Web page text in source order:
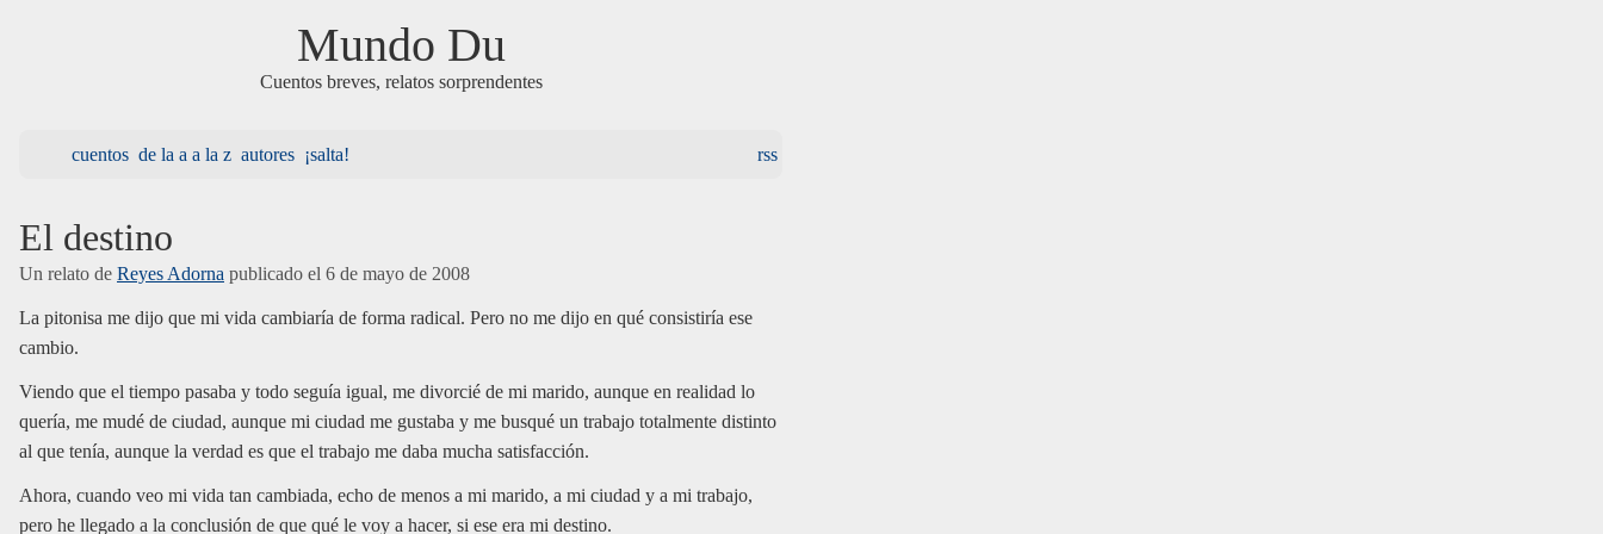
Mundo Du
Cuentos breves, relatos sorprendentes
cuentos de la a a la z autores ¡salta! rss
El destino
Un relato de Reyes Adorna publicado el 6 de mayo de 2008
La pitonisa me dijo que mi vida cambiaría de forma radical. Pero no me dijo en qué consistiría ese
cambio.
Viendo que el tiempo pasaba y todo seguía igual, me divorcié de mi marido, aunque en realidad lo
quería, me mudé de ciudad, aunque mi ciudad me gustaba y me busqué un trabajo totalmente distinto
al que tenía, aunque la verdad es que el trabajo me daba mucha satisfacción.
Ahora, cuando veo mi vida tan cambiada, echo de menos a mi marido, a mi ciudad y a mi trabajo,
pero he llegado a la conclusión de que qué le voy a hacer, si ese era mi destino.